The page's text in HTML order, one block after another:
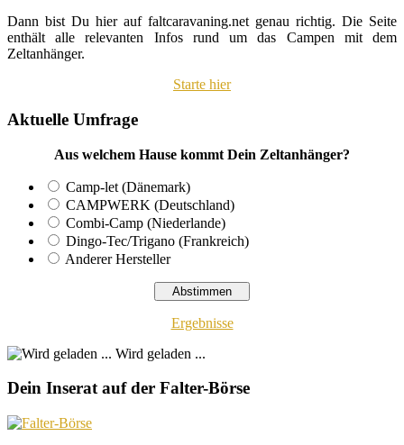
Dann bist Du hier auf faltcaravaning.net genau richtig. Die Seite
enthält alle relevanten Infos rund um das Campen mit dem
Zeltanhänger.
Starte hier
Aktuelle Umfrage
Aus welchem Hause kommt Dein Zeltanhänger?
Camp-let (Dänemark)
CAMPWERK (Deutschland)
Combi-Camp (Niederlande)
Dingo-Tec/Trigano (Frankreich)
Anderer Hersteller
Ergebnisse
Wird geladen ...
Dein Inserat auf der Falter-Börse